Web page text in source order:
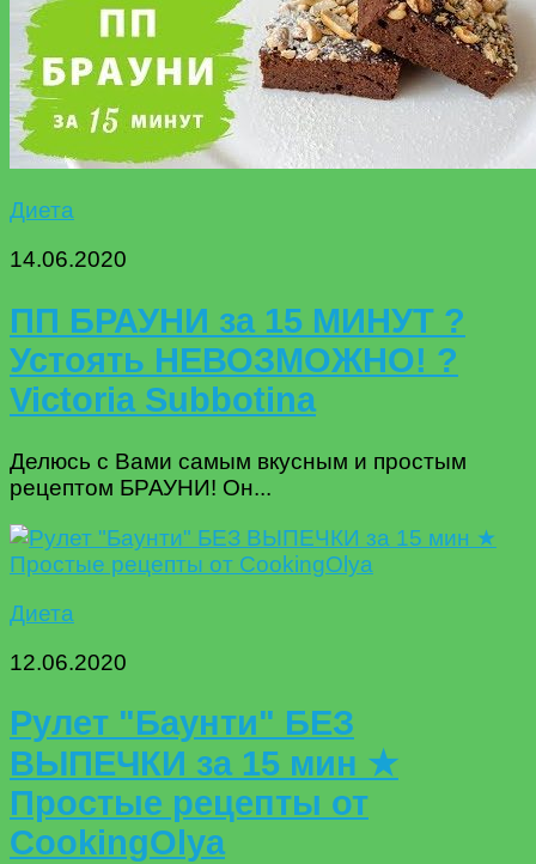
Диета
14.06.2020
ПП БРАУНИ за 15 МИНУТ ?
Устоять НЕВОЗМОЖНО! ?
Victoria Subbotina
Делюсь с Вами самым вкусным и простым
рецептом БРАУНИ! Он...
Диета
12.06.2020
Рулет "Баунти" БЕЗ
ВЫПЕЧКИ за 15 мин ★
Простые рецепты от
CookingOlya